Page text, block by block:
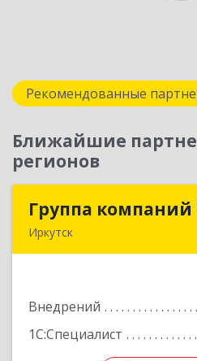
Рекомендованные
Ближайшие
регионов
Группа компаний
Иркутск
Внедрений
1С:Специалист
Группа